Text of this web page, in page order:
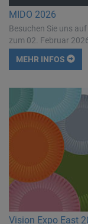
MIDO 2026
Besuchen Sie uns
zum 02. Februar
MEHR INFOS
Vision Expo East